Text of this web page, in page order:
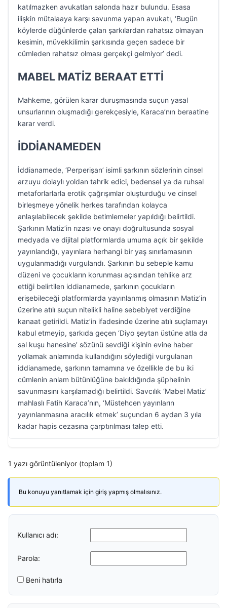
katılmazken avukatları salonda hazır bulundu. Esasa
ilişkin mütalaaya karşı savunma yapan avukatı, ‘Bugün
köylerde düğünlerde çalan şarkılardan rahatsız olmayan
kesimin, müvekkilimin şarkısında geçen sadece bir
cümleden rahatsız olması gerçekçi gelmiyor’ dedi.
MABEL MATİZ BERAAT ETTİ
Mahkeme, görülen karar duruşmasında suçun yasal
unsurlarının oluşmadığı gerekçesiyle, Karaca’nın beraatine
karar verdi.
İDDİANAMEDEN
İddianamede, ‘Perperişan’ isimli şarkının sözlerinin cinsel
arzuyu dolaylı yoldan tahrik edici, bedensel ya da ruhsal
metaforlarlarla erotik çağrışımlar oluşturduğu ve cinsel
birleşmeye yönelik herkes tarafından kolayca
anlaşılabilecek şekilde betimlemeler yapıldığı belirtildi.
Şarkının Matiz’in rızası ve onayı doğrultusunda sosyal
medyada ve dijital platformlarda umuma açık bir şekilde
yayınlandığı, yayınlara herhangi bir yaş sınırlamasının
uygulanmadığı vurgulandı. Şarkının bu sebeple kamu
düzeni ve çocukların korunması açısından tehlike arz
ettiği belirtilen iddianamede, şarkının çocukların
erişebileceği platformlarda yayınlanmış olmasının Matiz’in
üzerine atılı suçun nitelikli haline sebebiyet verdiğine
kanaat getirildi. Matiz’in ifadesinde üzerine atılı suçlamayı
kabul etmeyip, şarkıda geçen ‘Diyo şeytan üstüne atla da
sal kuşu hanesine’ sözünü sevdiği kişinin evine haber
yollamak anlamında kullandığını söylediği vurgulanan
iddianamede, şarkının tamamına ve özellikle de bu iki
cümlenin anlam bütünlüğüne bakıldığında şüphelinin
savunmasını karşılamadığı belirtildi. Savcılık ‘Mabel Matiz’
mahlaslı Fatih Karaca’nın, ‘Müstehcen yayınların
yayınlanmasına aracılık etmek’ suçundan 6 aydan 3 yıla
kadar hapis cezasına çarptırılması talep etti.
1 yazı görüntüleniyor (toplam 1)
Bu konuyu yanıtlamak için giriş yapmış olmalısınız.
Kullanıcı adı:
Parola:
Beni hatırla